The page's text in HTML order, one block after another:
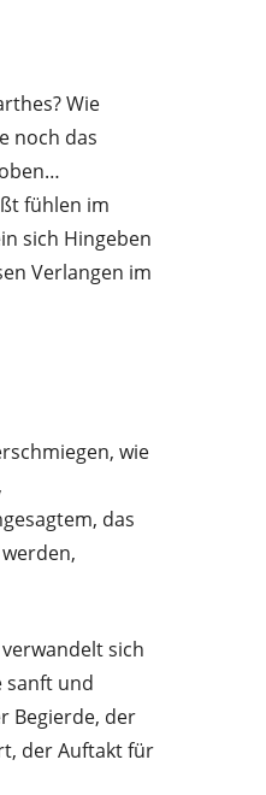
Wie
noch das
fühlen im
sich Hingeben
Verlangen im
wie
das
sich
sanft und
Begierde, der
der Auftakt für